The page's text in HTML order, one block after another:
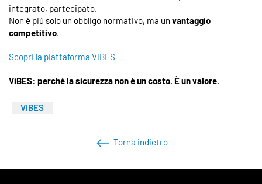
integrato, partecipato.
Non è più solo un obbligo normativo, ma un vantaggio
competitivo.
Scopri la piattaforma ViBES
ViBES: perché la sicurezza non è un costo. È un valore.
VIBES
Torna indietro